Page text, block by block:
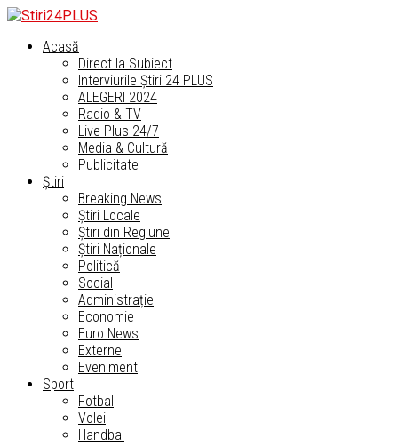
Acasă
Direct la Subiect
Interviurile Știri 24 PLUS
ALEGERI 2024
Radio & TV
Live Plus 24/7
Media & Cultură
Publicitate
Știri
Breaking News
Știri Locale
Știri din Regiune
Știri Naționale
Politică
Social
Administrație
Economie
Euro News
Externe
Eveniment
Sport
Fotbal
Volei
Handbal